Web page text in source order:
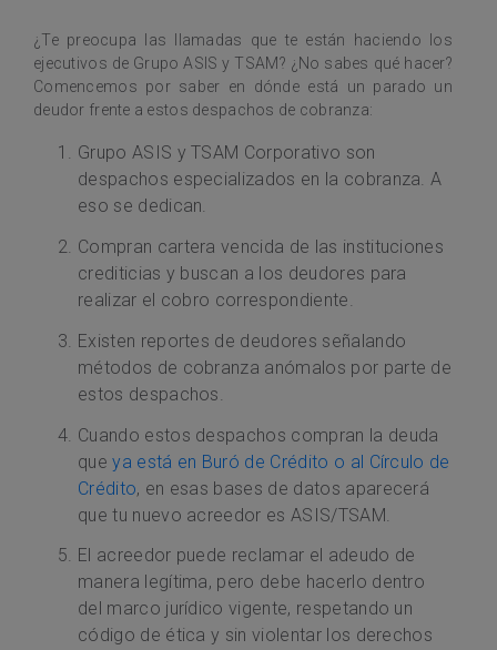
¿Te preocupa las llamadas que te están haciendo los
ejecutivos de Grupo ASIS y TSAM? ¿No sabes qué hacer?
Comencemos por saber en dónde está un parado un
deudor frente a estos despachos de cobranza:
Grupo ASIS y TSAM Corporativo son
despachos especializados en la cobranza. A
eso se dedican.
Compran cartera vencida de las instituciones
crediticias y buscan a los deudores para
realizar el cobro correspondiente.
Existen reportes de deudores señalando
métodos de cobranza anómalos por parte de
estos despachos.
Cuando estos despachos compran la deuda
queya está en Buró de Crédito o al Círculo de
Crédito, en esas bases de datos aparecerá
que tu nuevo acreedor es ASIS/TSAM.
El acreedor puede reclamar el adeudo de
manera legítima, pero debe hacerlo dentro
del marco jurídico vigente, respetando un
código de ética y sin violentar los derechos